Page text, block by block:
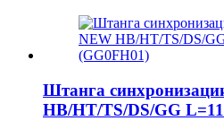
Штанга
HB/HT/TS/DS/GG